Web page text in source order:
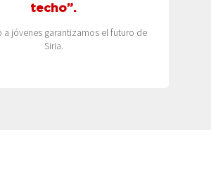
techo”.
a jóvenes garantizamos el futuro de
Siria.
en Siria.